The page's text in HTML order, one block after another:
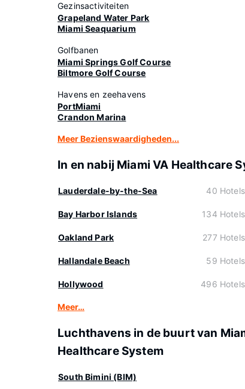
Gezinsactiviteiten
Grapeland Water Park
Miami Seaquarium
Golfbanen
Miami Springs Golf Course
Biltmore Golf Course
Havens en zeehavens
PortMiami
Crandon Marina
Meer Bezienswaardigheden...
In en nabij Miami VA Healthcare
Lauderdale-by-the-Sea 40 Hotels
Bay Harbor Islands 134 Hotels
Oakland Park 277 Hotels
Hallandale Beach 59 Hotels
Hollywood 496 Hotels
Meer…
Luchthavens in de buurt van
Healthcare System
South Bimini (BIM)